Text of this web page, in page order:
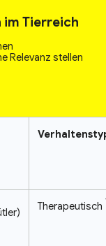
Tierreich
Relevanz stellen
Therapeutisch